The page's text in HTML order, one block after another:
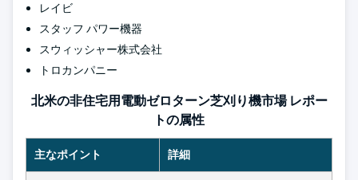
レイビ
スタッフ パワー機器
スウィッシャー株式会社
トロカンパニー
北米の非住宅用電動ゼロターン芝刈り機市場 レポー
トの属性
主なポイント 詳細